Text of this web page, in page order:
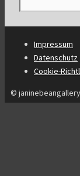
Impressum
Datenschutz
Cookie-
©